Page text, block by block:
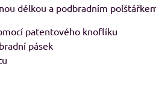
délkou a podbradním
patentového knoflíku
pásek